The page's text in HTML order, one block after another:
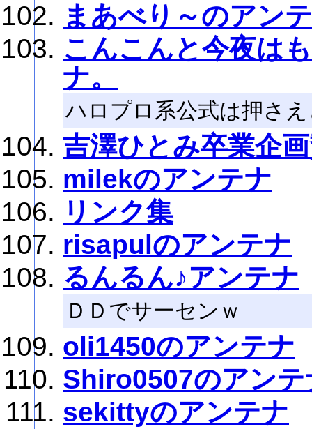
まあべり～のアン
こんこんと今夜は
ナ。
ハロプロ系公式は押さ
吉澤ひとみ卒業企
milekのアンテナ
リンク集
risapulのアンテナ
るんるん♪アンテナ
ＤＤでサーセンｗ
oli1450のアンテナ
Shiro0507のアンテ
sekittyのアンテナ